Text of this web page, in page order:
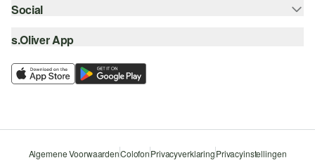
Verlanglijstje
Duurzaamheid
Klarna
Track & Trace
Post NL
Social
instagram
facebook
s.Oliver App
Algemene VoorwaardenColofonPrivacyverklaringPrivacyinstellingen